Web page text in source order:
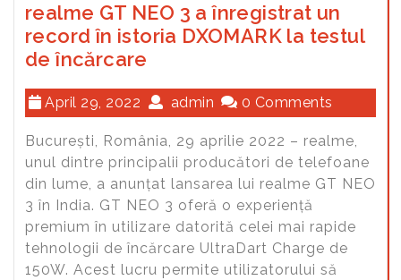
realme GT NEO 3 a înregistrat un
record în istoria DXOMARK la testul
de încărcare
April 29, 2022 admin 0 Comments
București, România, 29 aprilie 2022 – realme,
unul dintre principalii producători de telefoane
din lume, a anunțat lansarea lui realme GT NEO
3 în India. GT NEO 3 oferă o experiență
premium în utilizare datorită celei mai rapide
tehnologii de încărcare UltraDart Charge de
150W. Acest lucru permite utilizatorului să